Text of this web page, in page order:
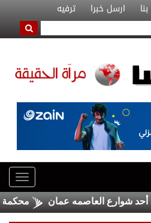
ارسل خبرا ترفيه
شوارع العاصمه عمان محكمة